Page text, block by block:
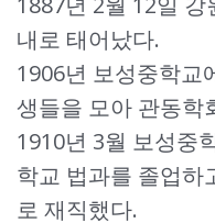
내로 태어났다.
1906년 보성중학교
생들을 모아 관동학
1910년 3월 보성중
학교 법과를 졸업하
로 재직했다.